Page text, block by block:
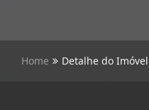
Home Detalhe do Imóvel